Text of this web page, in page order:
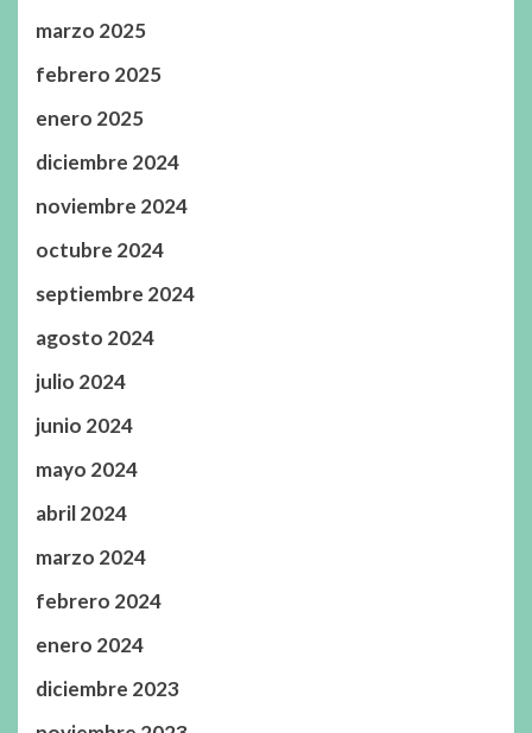
marzo 2025
febrero 2025
enero 2025
diciembre 2024
noviembre 2024
octubre 2024
septiembre 2024
agosto 2024
julio 2024
junio 2024
mayo 2024
abril 2024
marzo 2024
febrero 2024
enero 2024
diciembre 2023